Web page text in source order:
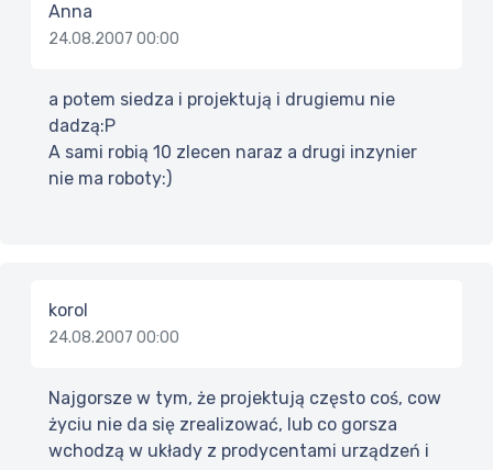
Anna
24.08.2007 00:00
a potem siedza i projektują i drugiemu nie
dadzą:P
A sami robią 10 zlecen naraz a drugi inzynier
nie ma roboty:)
korol
24.08.2007 00:00
Najgorsze w tym, że projektują często coś, cow
życiu nie da się zrealizować, lub co gorsza
wchodzą w układy z prodycentami urządzeń i